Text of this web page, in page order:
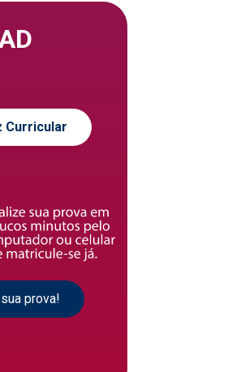
Curricular
prova!